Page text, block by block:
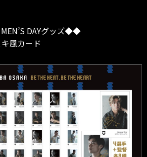
DAYグッズ◆◆
風カード